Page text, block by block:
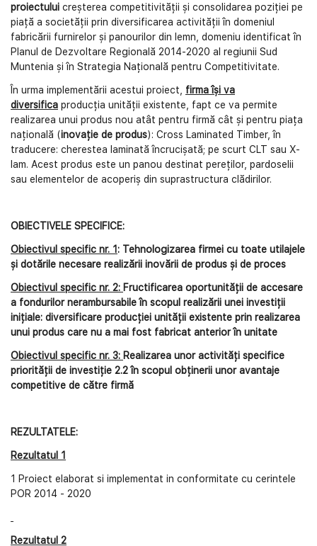
proiectului creșterea competitivității și consolidarea poziției pe
piață a societății prin diversificarea activității în domeniul
fabricării furnirelor și panourilor din lemn, domeniu identificat în
Planul de Dezvoltare Regională 2014-2020 al regiunii Sud
Muntenia și în Strategia Națională pentru Competitivitate.
În urma implementării acestui proiect, firma își va
diversifica producția unității existente, fapt ce va permite
realizarea unui produs nou atât pentru firmă cât și pentru piața
națională (inovație de produs): Cross Laminated Timber, în
traducere: cherestea laminată încrucișată; pe scurt CLT sau X-
lam. Acest produs este un panou destinat pereților, pardoselii
sau elementelor de acoperiș din suprastructura clădirilor.
OBIECTIVELE SPECIFICE:
Obiectivul specific nr. 1: Tehnologizarea firmei cu toate utilajele
și dotările necesare realizării inovării de produs și de proces
Obiectivul specific nr. 2: Fructificarea oportunității de accesare
a fondurilor nerambursabile în scopul realizării unei investiții
inițiale: diversificare producției unității existente prin realizarea
unui produs care nu a mai fost fabricat anterior în unitate
Obiectivul specific nr. 3: Realizarea unor activități specifice
priorității de investiție 2.2 în scopul obținerii unor avantaje
competitive de către firmă
REZULTATELE:
Rezultatul 1
1 Proiect elaborat si implementat in conformitate cu cerintele
POR 2014 - 2020
Rezultatul 2